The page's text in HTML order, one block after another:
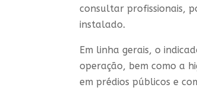
consultar profissionais,
instalado.
Em linha gerais, o
operação, bem como a
em prédios públicos e